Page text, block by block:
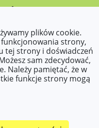
7,
plików cookie.
strony,
tej strony i doświadczeń
sam zdecydować,
Należy pamiętać, że w
funkcje strony mogą